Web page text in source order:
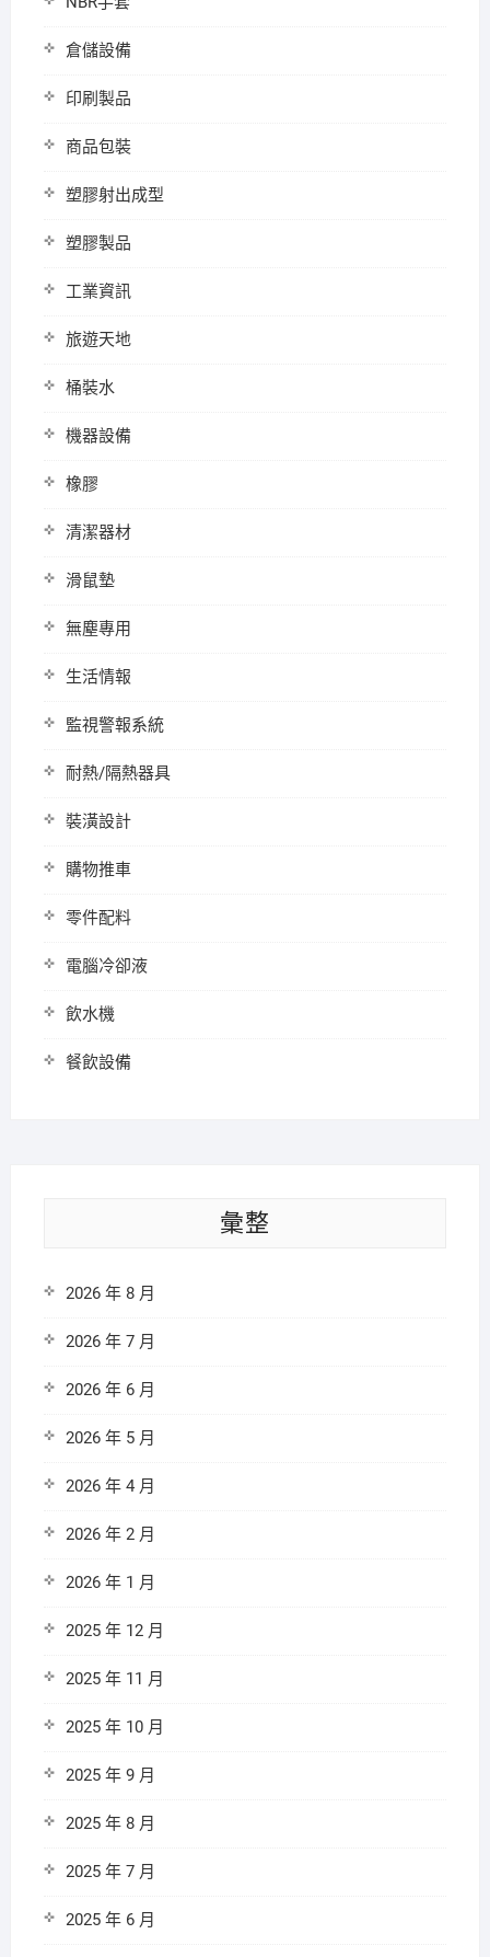
倉儲設備
印刷製品
商品包裝
塑膠射出成型
塑膠製品
工業資訊
旅遊天地
桶裝水
機器設備
橡膠
清潔器材
滑鼠墊
無塵專用
生活情報
監視警報系統
耐熱/隔熱器具
裝潢設計
購物推車
零件配料
電腦冷卻液
飲水機
餐飲設備
彙整
2026 年 8 月
2026 年 7 月
2026 年 6 月
2026 年 5 月
2026 年 4 月
2026 年 2 月
2026 年 1 月
2025 年 12 月
2025 年 11 月
2025 年 10 月
2025 年 9 月
2025 年 8 月
2025 年 7 月
2025 年 6 月